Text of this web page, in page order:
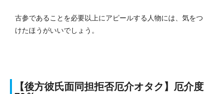
古参であることを必要以上にアピールする人物には、気をつ
けたほうがいいでしょう。
【後方彼氏面同担拒否厄介オタク】厄介度